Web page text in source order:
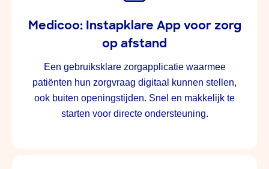
Medicoo: Instapklare App voor zorg
op afstand
Een gebruiksklare zorgapplicatie waarmee
patiënten hun zorgvraag digitaal kunnen stellen,
ook buiten openingstijden. Snel en makkelijk te
starten voor directe ondersteuning.